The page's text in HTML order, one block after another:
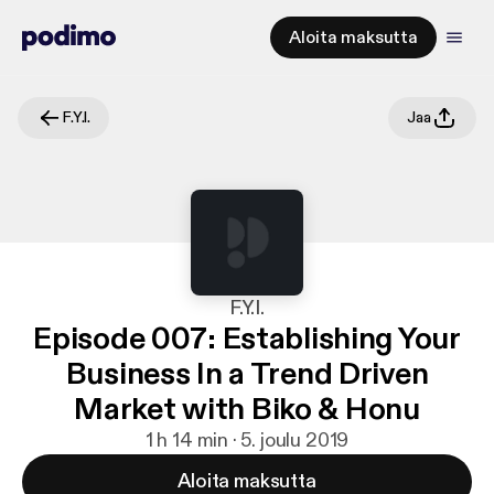
Aloita maksutta
F.Y.I. Jaa
F.Y.I.
Episode 007: Establishing Your
Business In a Trend Driven
Market with Biko & Honu
1 h 14 min · 5. joulu 2019
Aloita maksutta